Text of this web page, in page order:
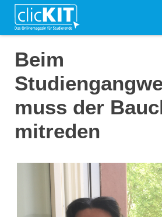
Beim
muss der
mitreden